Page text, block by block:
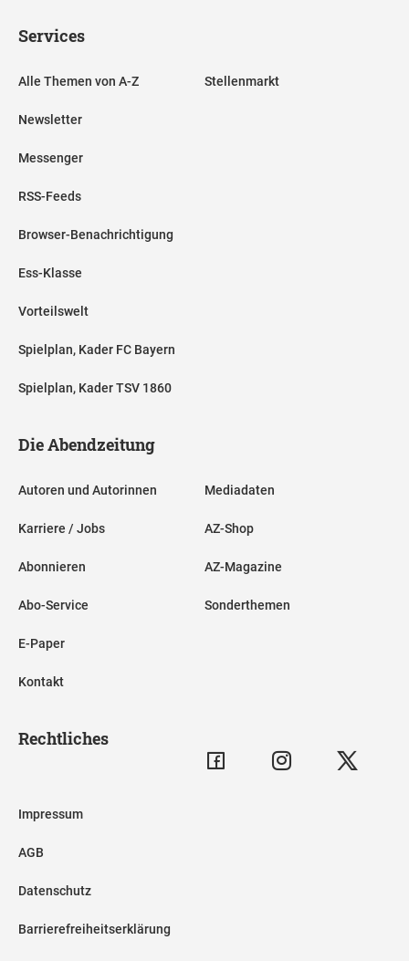
Services
Alle Themen von A-Z
Newsletter
Messenger
RSS-Feeds
Browser-Benachrichtigung
Ess-Klasse
Vorteilswelt
Spielplan, Kader FC Bayern
Spielplan, Kader TSV 1860
Stellenmarkt
Die Abendzeitung
Autoren und Autorinnen
Karriere / Jobs
Abonnieren
Abo-Service
E-Paper
Kontakt
Mediadaten
AZ-Shop
AZ-Magazine
Sonderthemen
Rechtliches
Impressum
AGB
Datenschutz
Barrierefreiheitserklärung